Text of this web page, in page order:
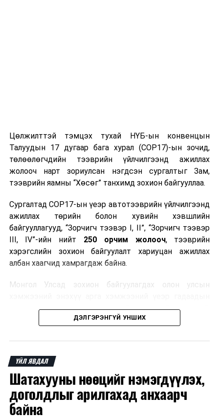
Цөлжилттэй тэмцэх тухай НҮБ-ын конвенцын
Талуудын 17 дугаар бага хурал (COP17)-ын зочид,
төлөөлөгчдийн тээврийн үйлчилгээнд ажиллах
жолооч нарт зориулсан нэгдсэн сургалтыг Зам,
тээврийн яамны “Хөсөг” танхимд зохион байгууллаа.
Сургалтад COP17-ын үеэр автотээврийн үйлчилгээнд
ажиллах төрийн болон хувийн хэвшлийн
байгууллагууд, “Зорчигч тээвэр I, II”, “Зорчигч тээвэр
III, IV”-ийн нийт 250 орчим жолооч, тээврийн
хэрэгслийн зохион байгуулалт хариуцан ажиллах
албан хаагчид хамрагдаж байна.
Монгол Улсад зохион байгуулагдах олон улсын
зочид, төлөөлөгчдөд аюулгүй, шуурхай, соёлтой,
мэргэжлийн түвшинд тээврийн үйлчилгээ үзүүлэх
зохион байгуулалтын онцлог, зочид, төлөөлөгчдийн
ангилал, үйлчилгээний стандарт, жолооч нарын үүрэг
хариуцлага, сахилга бат, үйлчилгээний соёл, ёс зүй,
мэргэжлийн харилцааны талаар нэгдсэн мэдээлэл
өгчээ.
ДЭЛГЭРЭНГҮЙ УНШИХ
ҮЙЛ ЯВДАЛ
Шатахууны нөөцийг нэмэгдүүлэх,
доголдлыг арилгахад анхаарч
байна